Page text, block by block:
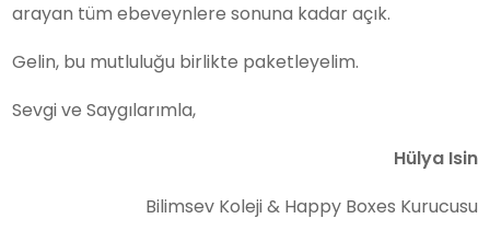
arayan tüm ebeveynlere sonuna kadar açık.
Gelin, bu mutluluğu birlikte paketleyelim.
Sevgi ve Saygılarımla,
Hülya Isin
Bilimsev Koleji & Happy Boxes Kurucusu